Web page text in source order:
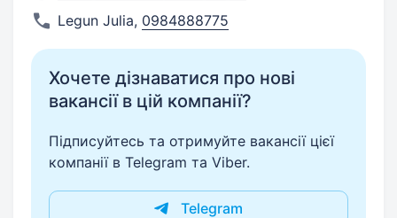
Legun Julia, 0984888775
Хочете дізнаватися про нові
вакансії в цій компанії?
Підписуйтесь та отримуйте вакансії цієї
компанії в Telegram та Viber.
Telegram